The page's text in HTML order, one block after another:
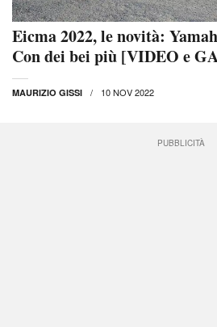
Eicma 2022, le novità:
Con dei bei più [VIDEO e
MAURIZIO GISSI 10 NOV 2022
PUBBLICITÀ